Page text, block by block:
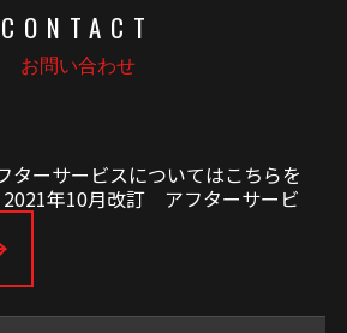
CONTACT
お問い合わせ
ーサービスについてはこちらを
2021年10月改訂 アフターサービ